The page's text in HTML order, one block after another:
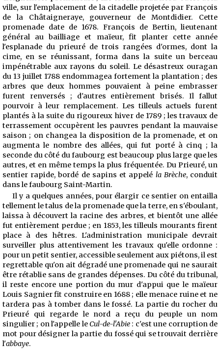
ville, sur l'emplacement de la citadelle projetée par François
de la Châtaigneraye, gouverneur de Montdidier. Cette
promenade date de 1678. François de Bertin, lieutenant
général au bailliage et maïeur, fit planter cette année
l'esplanade du prieuré de trois rangées d'ormes, dont la
cime, en se réunissant, forma dans la suite un berceau
impénétrable aux rayons du soleil. Le désastreux ouragan
du 13 juillet 1788 endommagea fortement la plantation ; des
arbres que deux hommes pouvaient à peine embrasser
furent renversés ; d'autres entièrement brisés. Il fallut
pourvoir à leur remplacement. Les tilleuls actuels furent
plantés à la suite du rigoureux hiver de 1789 ; les travaux de
terrassement occupèrent les pauvres pendant la mauvaise
saison ; on changea la disposition de la promenade, et on
augmenta le nombre des allées, qui fut porté à cinq ; la
seconde du côté du faubourg est beaucoup plus large que les
autres, et en même temps la plus fréquentée. Du Prieuré, un
sentier rapide, bordé de sapins et appelé la Brèche, conduit
dans le faubourg Saint-Martin.
Il y a quelques années, pour élargir ce sentier on entailla
tellement le talus de la promenade que la terre, en s'éboulant,
laissa à découvert la racine des arbres, et bientôt une allée
fut entièrement perdue ; en 1853, les tilleuls mourants firent
place à des hêtres. L'administration municipale devrait
surveiller plus attentivement les travaux qu'elle ordonne :
pour un petit sentier, accessible seulement aux piétons, il est
regrettable qu'on ait dégradé une promenade qui ne saurait
être rétablie sans de grandes dépenses. Du côté du tribunal,
il reste encore une portion du mur d'appui que le maïeur
Louis Sagnier fit construire en 1688 ; elle menace ruine et ne
tardera pas à tomber dans le fossé. La partie du rocher du
Prieuré qui regarde le nord a reçu du peuple un nom
singulier ; on l'appelle leCul-de-l'Abie : c'est une corruption de
mot pour désigner la partie du fossé qui se trouvait derrière
l'abbaye.